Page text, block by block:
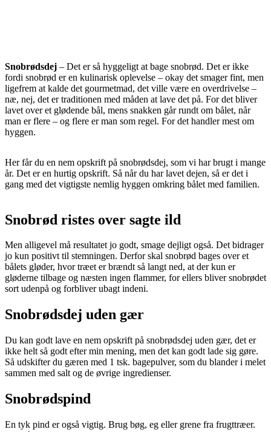
Snobrødsdej – Det er så hyggeligt at bage snobrød. Det er ikke
fordi snobrød er en kulinarisk oplevelse – okay det smager fint, men
ligefrem at kalde det gourmetmad, det ville være en overdrivelse –
næ, nej, det er traditionen med måden at lave det på. For det bliver
lavet over et glødende bål, mens snakken går rundt om bålet, når
man er flere – og flere er man som regel. For det handler mest om
hyggen.
Her får du en nem opskrift på snobrødsdej, som vi har brugt i mange
år. Det er en hurtig opskrift. Så når du har lavet dejen, så er det i
gang med det vigtigste nemlig hyggen omkring bålet med familien.
Snobrød ristes over sagte ild
Men alligevel må resultatet jo godt, smage dejligt også. Det bidrager
jo kun positivt til stemningen. Derfor skal snobrød bages over et
bålets gløder, hvor træet er brændt så langt ned, at der kun er
gløderne tilbage og næsten ingen flammer, for ellers bliver snobrødet
sort udenpå og forbliver ubagt indeni.
Snobrødsdej uden gær
Du kan godt lave en nem opskrift på snobrødsdej uden gær, det er
ikke helt så godt efter min mening, men det kan godt lade sig gøre.
Så udskifter du gæren med 1 tsk. bagepulver, som du blander i melet
sammen med salt og de øvrige ingredienser.
Snobrødspind
En tyk pind er også vigtig. Brug bøg, eg eller grene fra frugttræer.